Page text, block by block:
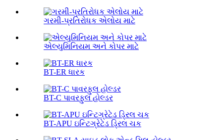
ગરમી-પ્રતિરોધક એલોય માટે
એલ્યુમિનિયમ અને કોપર માટે
BT-ER ધારક
BT-C પાવરફુલ હોલ્ડર
BT-APU ઇન્ટિગ્રેટેડ ડ્રિલ ચક